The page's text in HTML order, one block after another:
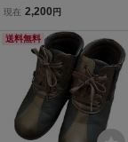
ブーツ 24cm ブロンズ BR
靴 ファッション モダン
現在 2,200 円
送料無料